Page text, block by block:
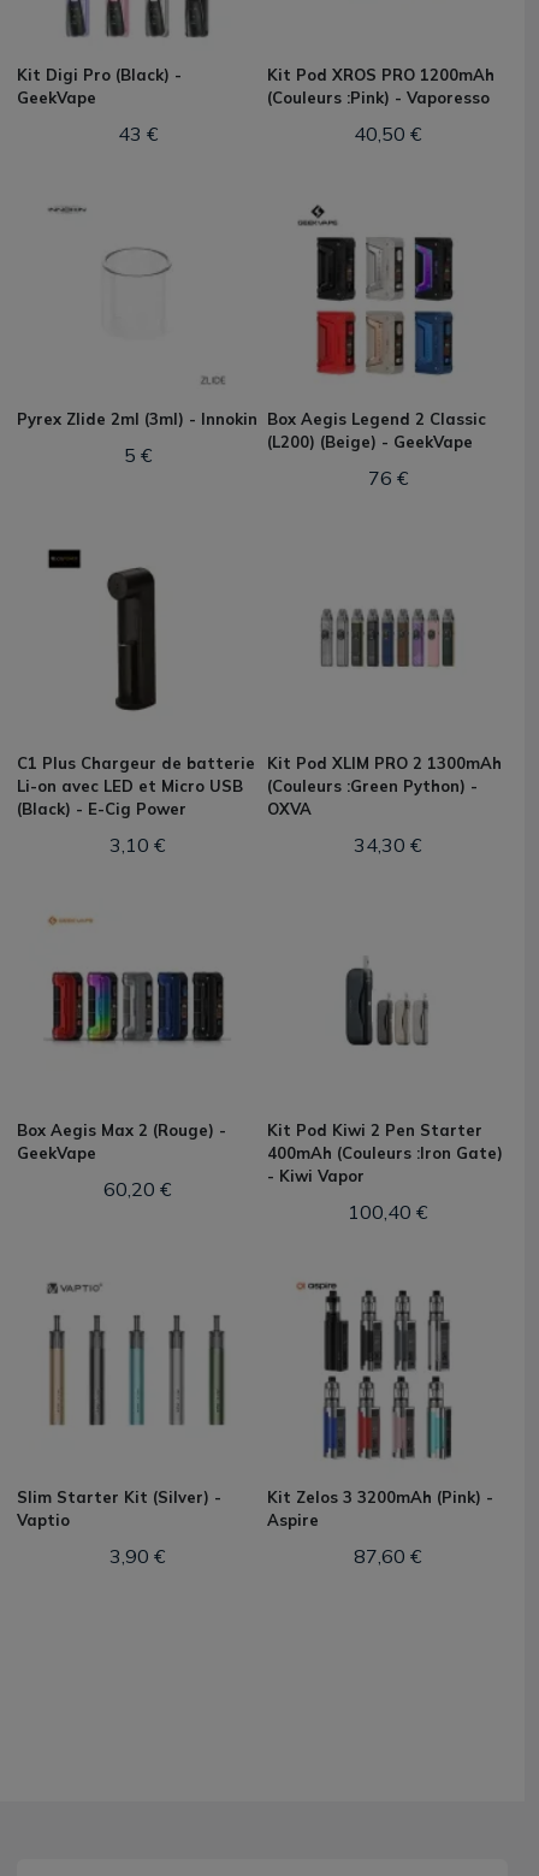
Kit Digi Pro (Black) -
GeekVape
43 €
Kit Pod XROS PRO 1200mAh
(Couleurs :Pink) - Vaporesso
40,50 €
Pyrex Zlide 2ml (3ml) - Innokin
5 €
Box Aegis Legend 2 Classic
(L200) (Beige) - GeekVape
76 €
C1 Plus Chargeur de batterie
Li-on avec LED et Micro USB
(Black) - E-Cig Power
3,10 €
Kit Pod XLIM PRO 2 1300mAh
(Couleurs :Green Python) -
OXVA
34,30 €
Box Aegis Max 2 (Rouge) -
GeekVape
60,20 €
Kit Pod Kiwi 2 Pen Starter
400mAh (Couleurs :Iron Gate)
- Kiwi Vapor
100,40 €
Slim Starter Kit (Silver) -
Vaptio
3,90 €
Kit Zelos 3 3200mAh (Pink) -
Aspire
87,60 €